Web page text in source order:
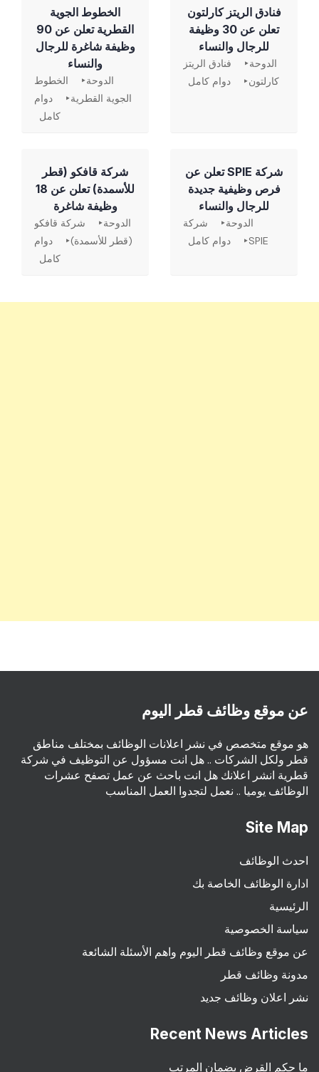
فنادق الريتز كارلتون
تعلن عن 30 وظيفة
للرجال والنساء
الدوحة
فنادق الريتز
كارلتون
دوام كامل
الخطوط الجوية
القطرية تعلن عن 90
وظيفة شاغرة للرجال
والنساء
الدوحة
الخطوط
الجوية القطرية
دوام
كامل
شركة SPIE تعلن عن
فرص وظيفية جديدة
للرجال والنساء
الدوحة
شركة
SPIE
دوام كامل
شركة قافكو (قطر
للأسمدة) تعلن عن 18
وظيفة شاغرة
الدوحة
شركة قافكو
(قطر للأسمدة)
دوام
كامل
عن موقع وظائف قطر اليوم
هو موقع متخصص في نشر اعلانات الوظائف بمختلف مناطق
قطر ولكل الشركات .. هل انت مسؤول عن التوظيف في شركة
قطرية انشر اعلانك هل انت باحث عن عمل تصفح عشرات
الوظائف يوميا .. نعمل لتجدوا العمل المناسب
Site Map
احدث الوظائف
ادارة الوظائف الخاصة بك
الرئيسية
سياسة الخصوصية
عن موقع وظائف قطر اليوم واهم الأسئلة الشائعة
مدونة وظائف قطر
نشر اعلان وظائف جديد
Recent News Articles
ما حكم القرض بضمان المرتب